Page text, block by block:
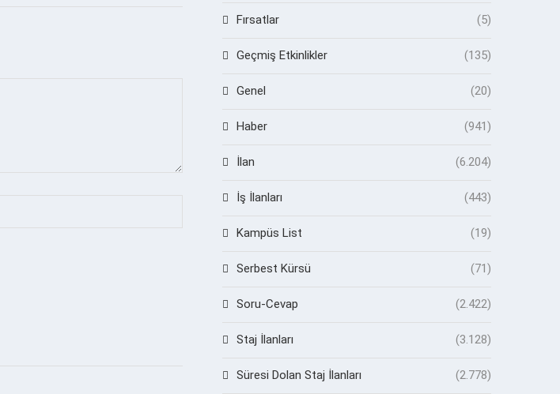
Fırsatlar (5)
Geçmiş Etkinlikler (135)
Genel (20)
Haber (941)
İlan (6.204)
İş İlanları (443)
Kampüs List (19)
Serbest Kürsü (71)
Soru-Cevap (2.422)
Staj İlanları (3.128)
Süresi Dolan Staj İlanları (2.778)